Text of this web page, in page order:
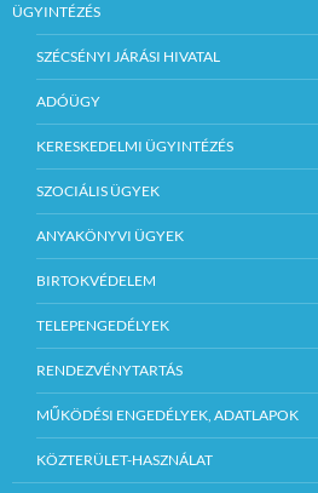
ÜGYINTÉZÉS
SZÉCSÉNYI JÁRÁSI HIVATAL
ADÓÜGY
KERESKEDELMI ÜGYINTÉZÉS
SZOCIÁLIS ÜGYEK
ANYAKÖNYVI ÜGYEK
BIRTOKVÉDELEM
TELEPENGEDÉLYEK
RENDEZVÉNYTARTÁS
MŰKÖDÉSI ENGEDÉLYEK, ADATLAPOK
KÖZTERÜLET-HASZNÁLAT